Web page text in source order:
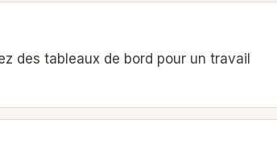
des tableaux de bord pour un travail